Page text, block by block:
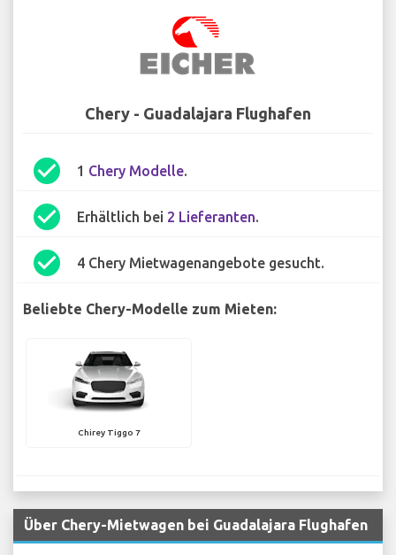
Chery - Guadalajara Flughafen
check_circle 1 Chery Modelle.
check_circle Erhältlich bei 2 Lieferanten.
check_circle 4 Chery Mietwagenangebote gesucht.
Beliebte Chery-Modelle zum Mieten:
Chirey Tiggo 7
Über Chery-Mietwagen bei Guadalajara Flughafen